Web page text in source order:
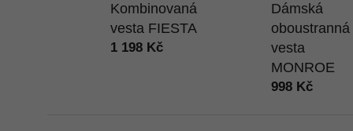
Kombinovaná
vesta FIESTA
1 198 Kč
Dámská
oboustranná
vesta
MONROE
998 Kč